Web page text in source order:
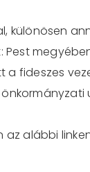
fideszes
alábbi